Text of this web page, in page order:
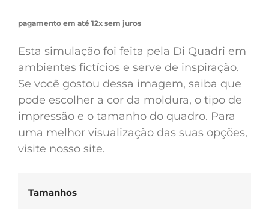
pagamento em até 12x sem juros
Esta simulação foi feita pela Di Quadri em
ambientes fictícios e serve de inspiração.
Se você gostou dessa imagem, saiba que
pode escolher a cor da moldura, o tipo de
impressão e o tamanho do quadro. Para
uma melhor visualização das suas opções,
visite nosso site.
Tamanhos